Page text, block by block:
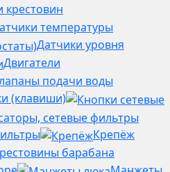
крестовин
температуры
Датчики уровня
Двигатели
подачи воды
(клавиши)
Крепёж
барабана